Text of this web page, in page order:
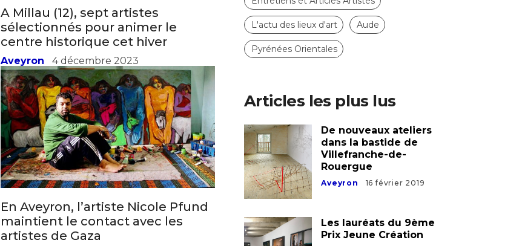
A Millau (12), sept artistes
sélectionnés pour animer le
centre historique cet hiver
Aveyron 4 décembre 2023
En Aveyron, l’artiste Nicole Pfund
maintient le contact avec les
artistes de Gaza
L'actu des lieux d'art Aude
Pyrénées Orientales
Articles les plus lus
De nouveaux ateliers
dans la bastide de
Villefranche-de-
Rouergue
Aveyron 16 février 2019
Les lauréats du 9ème
Prix Jeune Création